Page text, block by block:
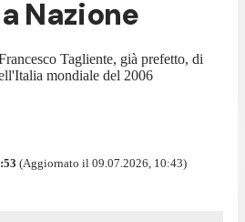
Nazione
Tagliente, già prefetto, di
mondiale del 2006
(Aggiornato il 09.07.2026, 10:43)